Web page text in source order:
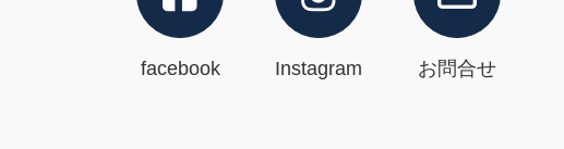
facebook Instagram お問合せ